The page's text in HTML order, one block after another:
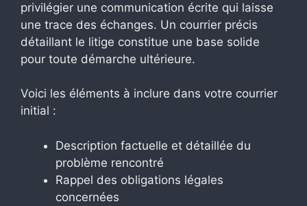
privilégier une communication écrite qui laisse
une trace des échanges. Un courrier précis
détaillant le litige constitue une base solide
pour toute démarche ultérieure.
Voici les éléments à inclure dans votre courrier
initial :
Description factuelle et détaillée du
problème rencontré
Rappel des obligations légales
concernées